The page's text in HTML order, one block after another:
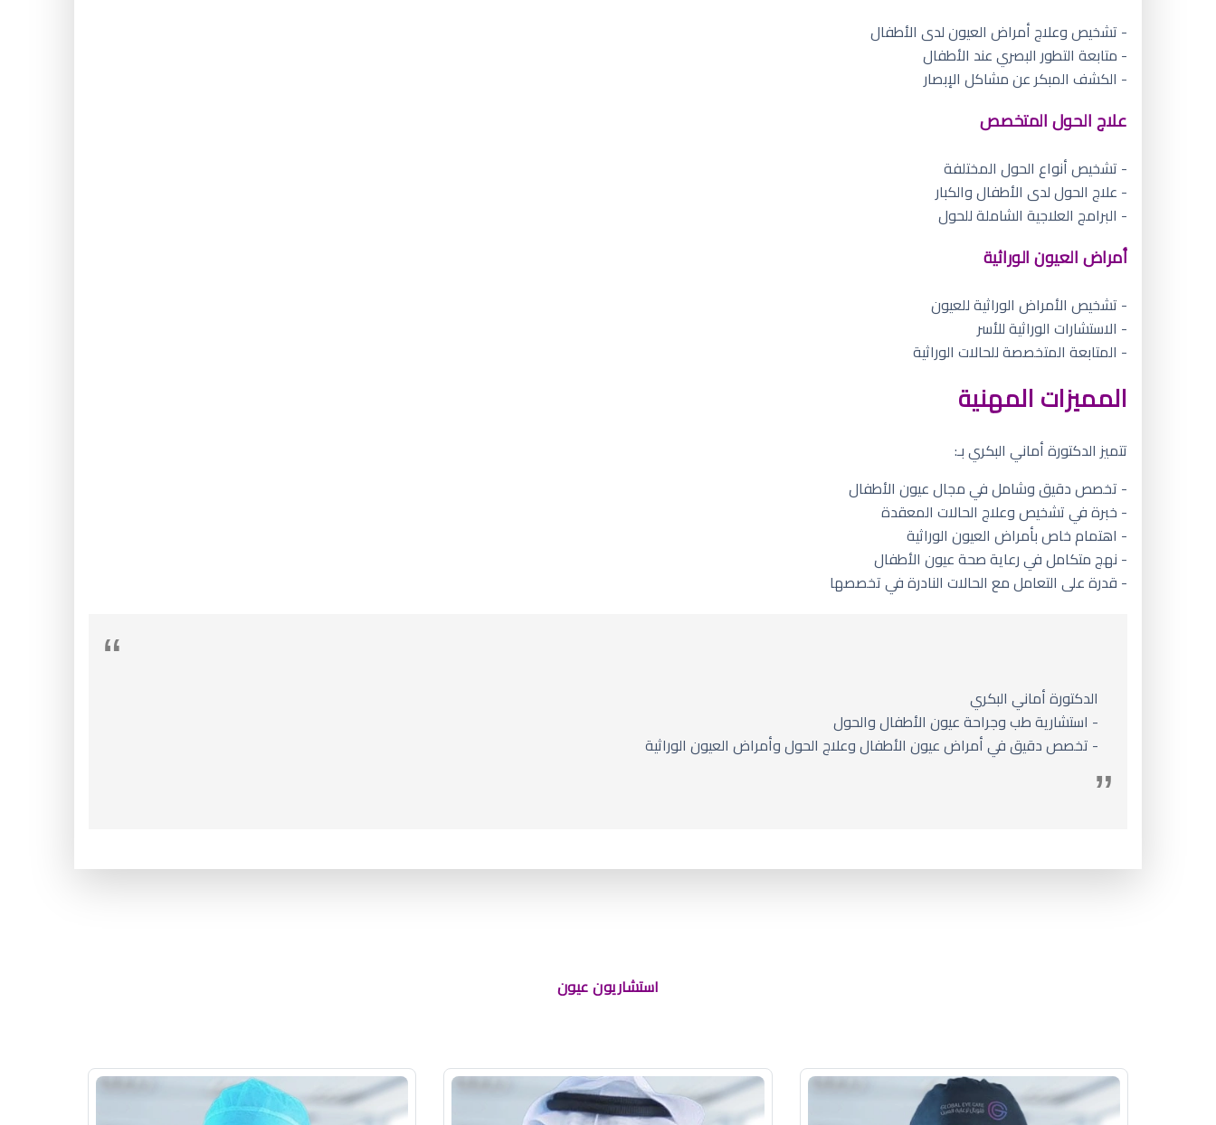
- تشخيص وعلاج أمراض العيون لدى الأطفال
- متابعة التطور البصري عند الأطفال
- الكشف المبكر عن مشاكل الإبصار
علاج الحول المتخصص
- تشخيص أنواع الحول المختلفة
- علاج الحول لدى الأطفال والكبار
- البرامج العلاجية الشاملة للحول
أمراض العيون الوراثية
- تشخيص الأمراض الوراثية للعيون
- الاستشارات الوراثية للأسر
- المتابعة المتخصصة للحالات الوراثية
المميزات المهنية
تتميز الدكتورة أماني البكري بـ:
- تخصص دقيق وشامل في مجال عيون الأطفال
- خبرة في تشخيص وعلاج الحالات المعقدة
- اهتمام خاص بأمراض العيون الوراثية
- نهج متكامل في رعاية صحة عيون الأطفال
- قدرة على التعامل مع الحالات النادرة في تخصصها
الدكتورة أماني البكري
- استشارية طب وجراحة عيون الأطفال والحول
- تخصص دقيق في أمراض عيون الأطفال وعلاج الحول وأمراض العيون الوراثية
استشاريون عيون